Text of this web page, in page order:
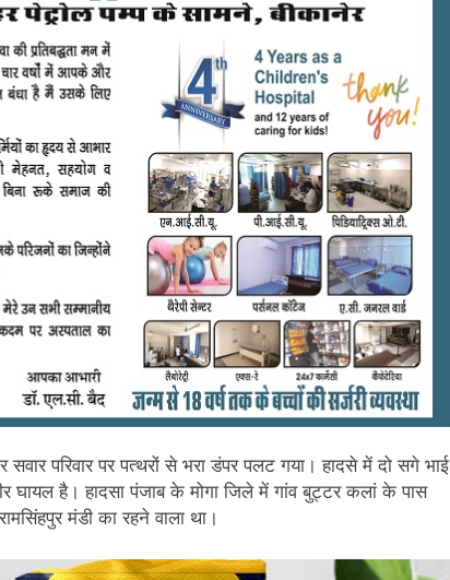
सवार परिवार पर पत्थरों से भरा डंपर पलट गया। हादसे में दो सगे भाई
घायल है। हादसा पंजाब के मोगा जिले में गांव बुट्टर कलां के पास
मंडी का रहने वाला था।